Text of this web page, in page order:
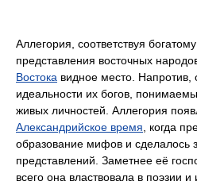
Аллегория, соответствуя
представления восточных
Востока видное место. Напротив,
идеальности их богов,
живых личностей. Аллегория
Александрийское время, когда
образование мифов и сделалось
представлений. Заметнее её
всего она властвовала в поэзии и